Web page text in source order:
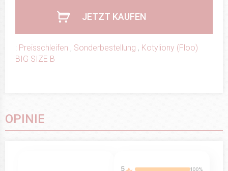
JETZT KAUFEN
: Preisschleifen , Sonderbestellung , Kotyliony (Floo)
BIG SIZE B
OPINIE
5 100%